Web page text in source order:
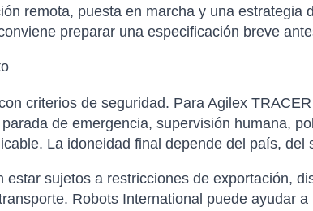
remota, puesta en marcha y una estrategia
preparar una especificación breve
criterios de seguridad. Para Agilex
de emergencia, supervisión humana,
La idoneidad final depende del país, del
sujetos a restricciones de exportación,
Robots International puede ayudar